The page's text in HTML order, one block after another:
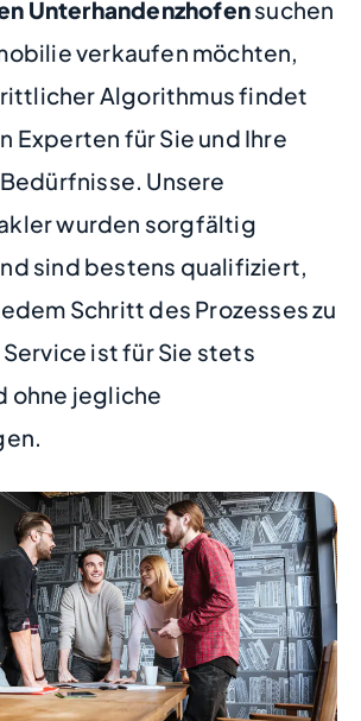
Unterhandenzhofensuchen
verkaufen möchten,
Algorithmus findet
Experten für Sie und Ihre
Unsere
wurden sorgfältig
sind bestens qualifiziert,
Schritt des Prozesses zu
ist für Sie stets
ohne jegliche